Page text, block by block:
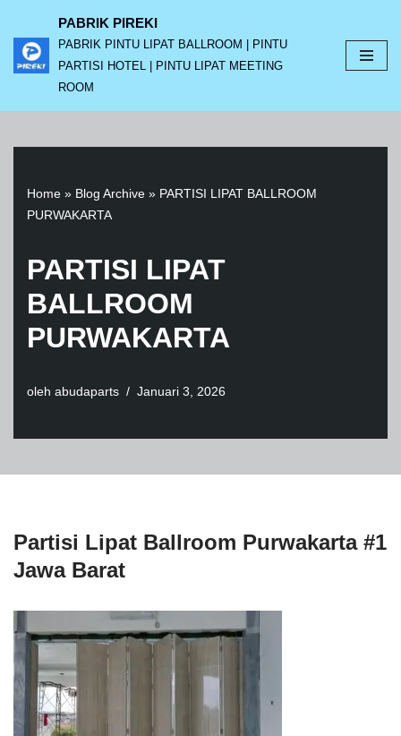
Lompat
ke
PABRIK PIREKI
PABRIK PINTU LIPAT BALLROOM | PINTU
PARTISI HOTEL | PINTU LIPAT MEETING
ROOM
Home » Blog Archive » PARTISI LIPAT BALLROOM
PURWAKARTA
PARTISI LIPAT
BALLROOM
PURWAKARTA
oleh abudaparts Januari 3, 2026
Partisi Lipat Ballroom Purwakarta #1
Jawa Barat